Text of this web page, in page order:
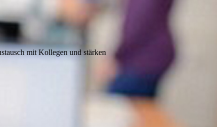
mit Kollegen und stärken